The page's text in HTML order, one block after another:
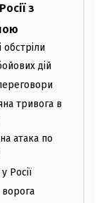
з
обстріли
дій
тривога в
атака по
Росії